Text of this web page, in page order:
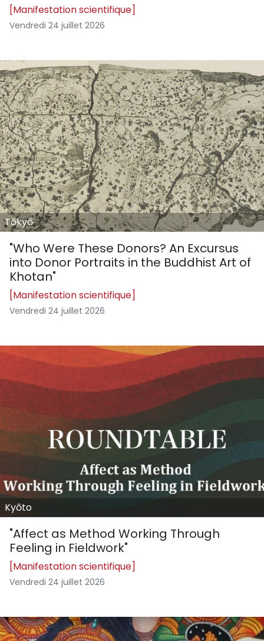
[Manifestation scientifique]
Vendredi 24 juillet 2026
Tōkyō
"Who Were These Donors? An Excursus
into Donor Portraits in the Buddhist Art of
Khotan"
[Manifestation scientifique]
Vendredi 24 juillet 2026
Kyōto
"Affect as Method Working Through
Feeling in Fieldwork"
[Manifestation scientifique]
Vendredi 24 juillet 2026